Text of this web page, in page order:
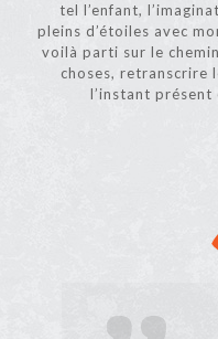
tel l’enfant,
pleins d’étoiles avec
voilà parti sur le
choses, retranscrire
l’instant